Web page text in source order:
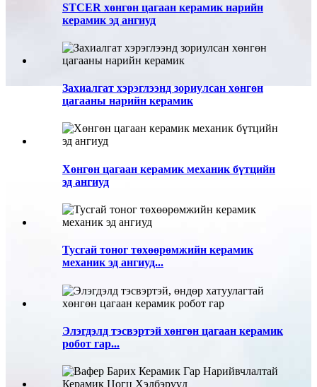
STCER хөнгөн цагаан керамик нарийн
керамик эд ангиуд
Захиалгат хэрэглээнд зориулсан хөнгөн
цагааны нарийн керамик
Хөнгөн цагаан керамик механик бүтцийн
эд ангиуд
Тусгай тоног төхөөрөмжийн керамик
механик эд ангиуд...
Элэгдэлд тэсвэртэй хөнгөн цагаан керамик
робот гар...